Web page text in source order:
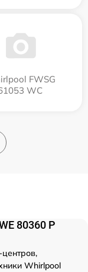
FWSG
WC
80360 P
Whirlpool